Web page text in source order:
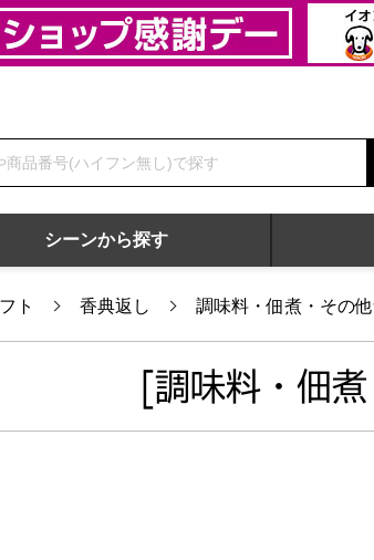
シーンから探す
ト 香典返し 調味料・佃煮・その
[調味料・佃